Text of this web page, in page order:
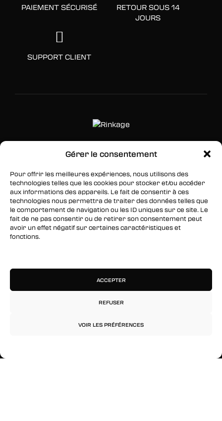
Gérer le consentement
Pour offrir les meilleures expériences, nous utilisons des
technologies telles que les cookies pour stocker et/ou accéder
aux informations des appareils. Le fait de consentir à ces
technologies nous permettra de traiter des données telles que
le comportement de navigation ou les ID uniques sur ce site. Le
fait de ne pas consentir ou de retirer son consentement peut
avoir un effet négatif sur certaines caractéristiques et
fonctions.
ACCEPTER
REFUSER
VOIR LES PRÉFÉRENCES
PAIEMENT SÉCURISÉ
RETOUR SOUS 14
JOURS
SUPPORT CLIENT
SUIVEZ-NOUS
Facebook
Twitter
Instagram
arrivages, des ventes, du contenu exclusif, des
événements et plus encore !